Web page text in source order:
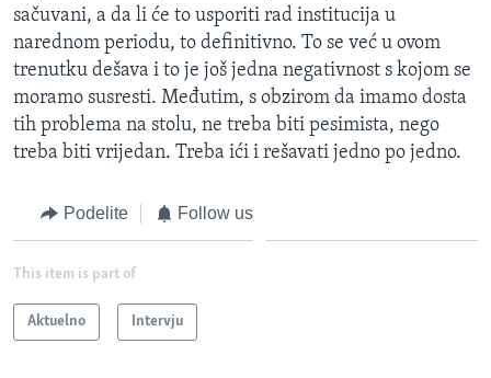
sačuvani, a da li će to usporiti rad institucija u
narednom periodu, to definitivno. To se već u ovom
trenutku dešava i to je još jedna negativnost s kojom se
moramo susresti. Međutim, s obzirom da imamo dosta
tih problema na stolu, ne treba biti pesimista, nego
treba biti vrijedan. Treba ići i rešavati jedno po jedno.
Podelite Follow us
This item is part of
Aktuelno Intervju